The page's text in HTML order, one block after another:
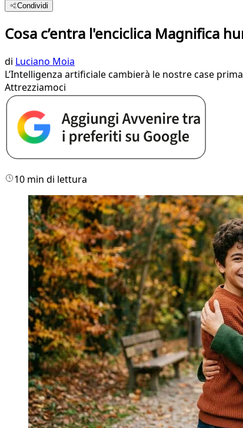
Condividi
Cosa c’entra l'enciclica Magnifica
di Luciano Moia
L’Intelligenza artificiale cambierà le nostre case
Attrezziamoci
10 min di lettura